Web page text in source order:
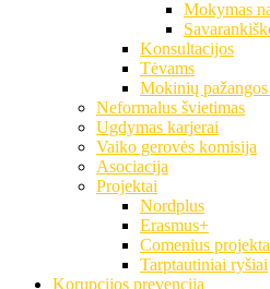
Mokymas
Konsultacijos
Tėvams
Mokinių
Neformalus švietimas
Ugdymas karjerai
Vaiko gerovės komisija
Asociacija
Projektai
Nordplus
Erasmus+
Comenius
Tarptautiniai ryšiai
Korupcijos prevencija